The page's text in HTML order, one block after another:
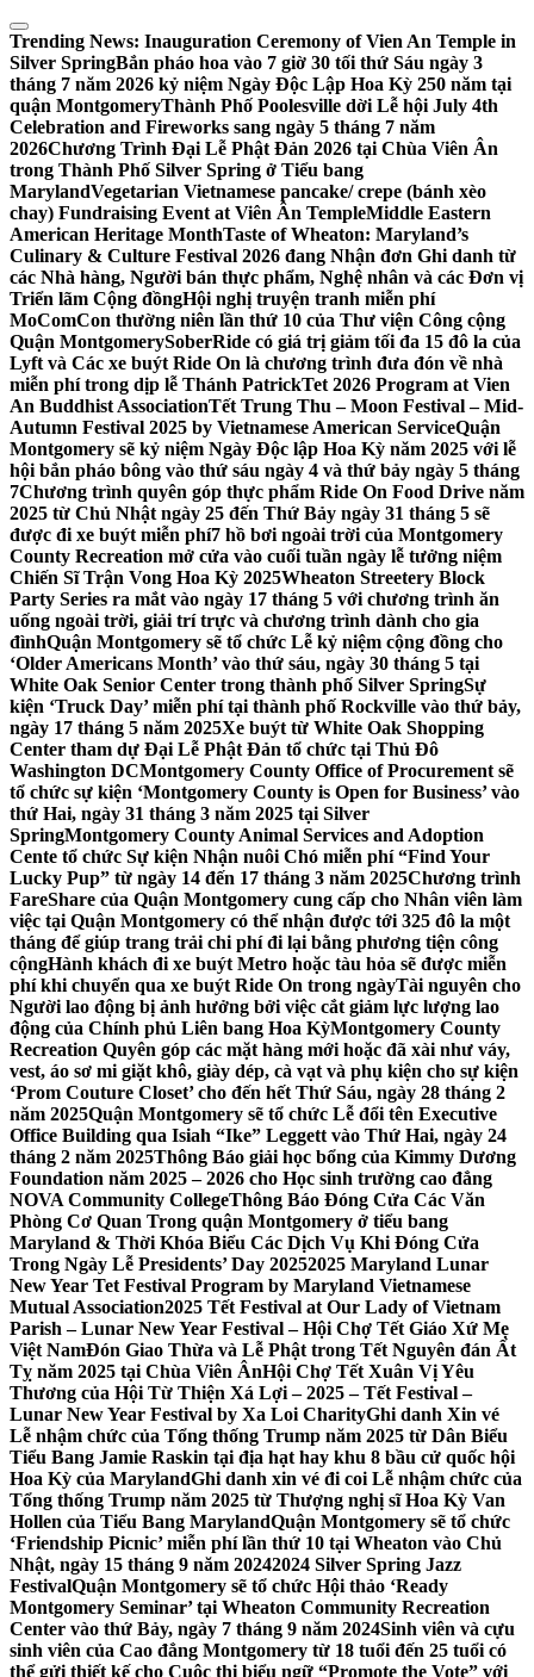
Skip
to
content
Trending News: Inauguration Ceremony of Vien An Temple in
Silver SpringBắn pháo hoa vào 7 giờ 30 tối thứ Sáu ngày 3
tháng 7 năm 2026 kỷ niệm Ngày Độc Lập Hoa Kỳ 250 năm tại
quận MontgomeryThành Phố Poolesville dời Lễ hội July 4th
Celebration and Fireworks sang ngày 5 tháng 7 năm
2026Chương Trình Đại Lễ Phật Đản 2026 tại Chùa Viên Ân
trong Thành Phố Silver Spring ở Tiểu bang
MarylandVegetarian Vietnamese pancake/ crepe (bánh xèo
chay) Fundraising Event at Viên Ân TempleMiddle Eastern
American Heritage MonthTaste of Wheaton: Maryland’s
Culinary & Culture Festival 2026 đang Nhận đơn Ghi danh từ
các Nhà hàng, Người bán thực phẩm, Nghệ nhân và các Đơn vị
Triển lãm Cộng đồngHội nghị truyện tranh miễn phí
MoComCon thường niên lần thứ 10 của Thư viện Công cộng
Quận MontgomerySoberRide có giá trị giảm tối đa 15 đô la của
Lyft và Các xe buýt Ride On là chương trình đưa đón về nhà
miễn phí trong dịp lễ Thánh PatrickTet 2026 Program at Vien
An Buddhist AssociationTết Trung Thu – Moon Festival – Mid-
Autumn Festival 2025 by Vietnamese American ServiceQuận
Montgomery sẽ kỷ niệm Ngày Độc lập Hoa Kỳ năm 2025 với lễ
hội bắn pháo bông vào thứ sáu ngày 4 và thứ bảy ngày 5 tháng
7Chương trình quyên góp thực phẩm Ride On Food Drive năm
2025 từ Chủ Nhật ngày 25 đến Thứ Bảy ngày 31 tháng 5 sẽ
được đi xe buýt miễn phí7 hồ bơi ngoài trời của Montgomery
County Recreation mở cửa vào cuối tuần ngày lễ tưởng niệm
Chiến Sĩ Trận Vong Hoa Kỳ 2025Wheaton Streetery Block
Party Series ra mắt vào ngày 17 tháng 5 với chương trình ăn
uống ngoài trời, giải trí trực và chương trình dành cho gia
đìnhQuận Montgomery sẽ tổ chức Lễ kỷ niệm cộng đồng cho
‘Older Americans Month’ vào thứ sáu, ngày 30 tháng 5 tại
White Oak Senior Center trong thành phố Silver SpringSự
kiện ‘Truck Day’ miễn phí tại thành phố Rockville vào thứ bảy,
ngày 17 tháng 5 năm 2025Xe buýt từ White Oak Shopping
Center tham dự Đại Lễ Phật Đản tổ chức tại Thủ Đô
Washington DCMontgomery County Office of Procurement sẽ
tổ chức sự kiện ‘Montgomery County is Open for Business’ vào
thứ Hai, ngày 31 tháng 3 năm 2025 tại Silver
SpringMontgomery County Animal Services and Adoption
Cente tổ chức Sự kiện Nhận nuôi Chó miễn phí “Find Your
Lucky Pup” từ ngày 14 đến 17 tháng 3 năm 2025Chương trình
FareShare của Quận Montgomery cung cấp cho Nhân viên làm
việc tại Quận Montgomery có thể nhận được tới 325 đô la một
tháng để giúp trang trải chi phí đi lại bằng phương tiện công
cộngHành khách đi xe buýt Metro hoặc tàu hỏa sẽ được miễn
phí khi chuyển qua xe buýt Ride On trong ngàyTài nguyên cho
Người lao động bị ảnh hưởng bởi việc cắt giảm lực lượng lao
động của Chính phủ Liên bang Hoa KỳMontgomery County
Recreation Quyên góp các mặt hàng mới hoặc đã xài như váy,
vest, áo sơ mi giặt khô, giày dép, cà vạt và phụ kiện cho sự kiện
‘Prom Couture Closet’ cho đến hết Thứ Sáu, ngày 28 tháng 2
năm 2025Quận Montgomery sẽ tổ chức Lễ đổi tên Executive
Office Building qua Isiah “Ike” Leggett vào Thứ Hai, ngày 24
tháng 2 năm 2025Thông Báo giải học bổng của Kimmy Dương
Foundation năm 2025 – 2026 cho Học sinh trường cao đẳng
NOVA Community CollegeThông Báo Đóng Cửa Các Văn
Phòng Cơ Quan Trong quận Montgomery ở tiểu bang
Maryland & Thời Khóa Biểu Các Dịch Vụ Khi Đóng Cửa
Trong Ngày Lễ Presidents’ Day 20252025 Maryland Lunar
New Year Tet Festival Program by Maryland Vietnamese
Mutual Association2025 Tết Festival at Our Lady of Vietnam
Parish – Lunar New Year Festival – Hội Chợ Tết Giáo Xứ Mẹ
Việt NamĐón Giao Thừa và Lễ Phật trong Tết Nguyên đán Ất
Tỵ năm 2025 tại Chùa Viên ÂnHội Chợ Tết Xuân Vị Yêu
Thương của Hội Từ Thiện Xá Lợi – 2025 – Tết Festival –
Lunar New Year Festival by Xa Loi CharityGhi danh Xin vé
Lễ nhậm chức của Tổng thống Trump năm 2025 từ Dân Biểu
Tiểu Bang Jamie Raskin tại địa hạt hay khu 8 bầu cử quốc hội
Hoa Kỳ của MarylandGhi danh xin vé đi coi Lễ nhậm chức của
Tổng thống Trump năm 2025 từ Thượng nghị sĩ Hoa Kỳ Van
Hollen của Tiểu Bang MarylandQuận Montgomery sẽ tổ chức
‘Friendship Picnic’ miễn phí lần thứ 10 tại Wheaton vào Chủ
Nhật, ngày 15 tháng 9 năm 20242024 Silver Spring Jazz
FestivalQuận Montgomery sẽ tổ chức Hội thảo ‘Ready
Montgomery Seminar’ tại Wheaton Community Recreation
Center vào thứ Bảy, ngày 7 tháng 9 năm 2024Sinh viên và cựu
sinh viên của Cao đẳng Montgomery từ 18 tuổi đến 25 tuổi có
thể gửi thiết kế cho Cuộc thi biểu ngữ “Promote the Vote” với